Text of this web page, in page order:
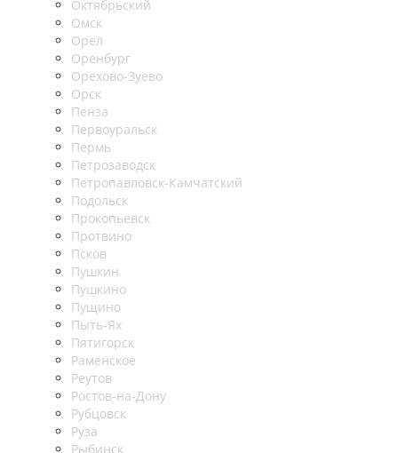
Октябрьский
Омск
Орел
Оренбург
Орехово-Зуево
Орск
Пенза
Первоуральск
Пермь
Петрозаводск
Петропавловск-Камчатский
Подольск
Прокопьевск
Протвино
Псков
Пушкин
Пушкино
Пущино
Пыть-Ях
Пятигорск
Раменское
Реутов
Ростов-на-Дону
Рубцовск
Руза
Рыбинск